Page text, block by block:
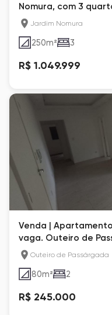
Nomura, com 3
Jardim Nomura
250m² 3
R$ 1.049.999
Venda |
vaga. Outeiro de
Outeiro de Passárgada
80m² 2
R$ 245.000